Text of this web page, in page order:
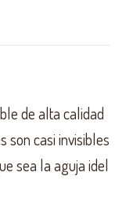
de alta calidad
son casi invisibles
sea la aguja idel